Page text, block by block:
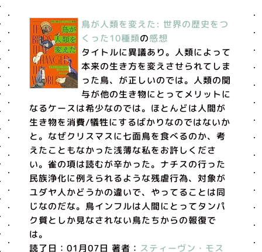
鳥が人類を変えた: 世界の歴史をつ
くった10種類の感想
タイトルに異議あり。人類によって
本来の生き方を変えさせられてしま
った鳥、が正しいのでは。人類の関
与が他の生き物にとってメリットに
なるケースは希少なのでは。ほとんどは人間が
生き物を消費/犠牲にするばかりなのではないか
と。なぜクリスマスに七面鳥を食べるのか、考
えたこともなかった浅薄な私をお許しくださ
い。雀の項は読むが辛かった。ナチスの行った
民族浄化に例えられるような残虐行為、対象が
ユダヤ人かどうかの違いで、やってることは同
じなのだな。鳥インフルは人間にとってタンパ
ク質としか見なされない鳥たちからの報復で
は。
読了日：01月07日 著者： スティーヴン・モス